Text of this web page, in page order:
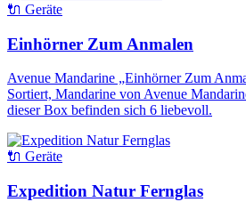
🔌 Geräte
Einhörner Zum Anmalen
Avenue Mandarine „Einhörner Zum
Sortiert, Mandarine von Avenue
dieser Box befinden sich 6 liebevoll.
🔌 Geräte
Expedition Natur Fernglas